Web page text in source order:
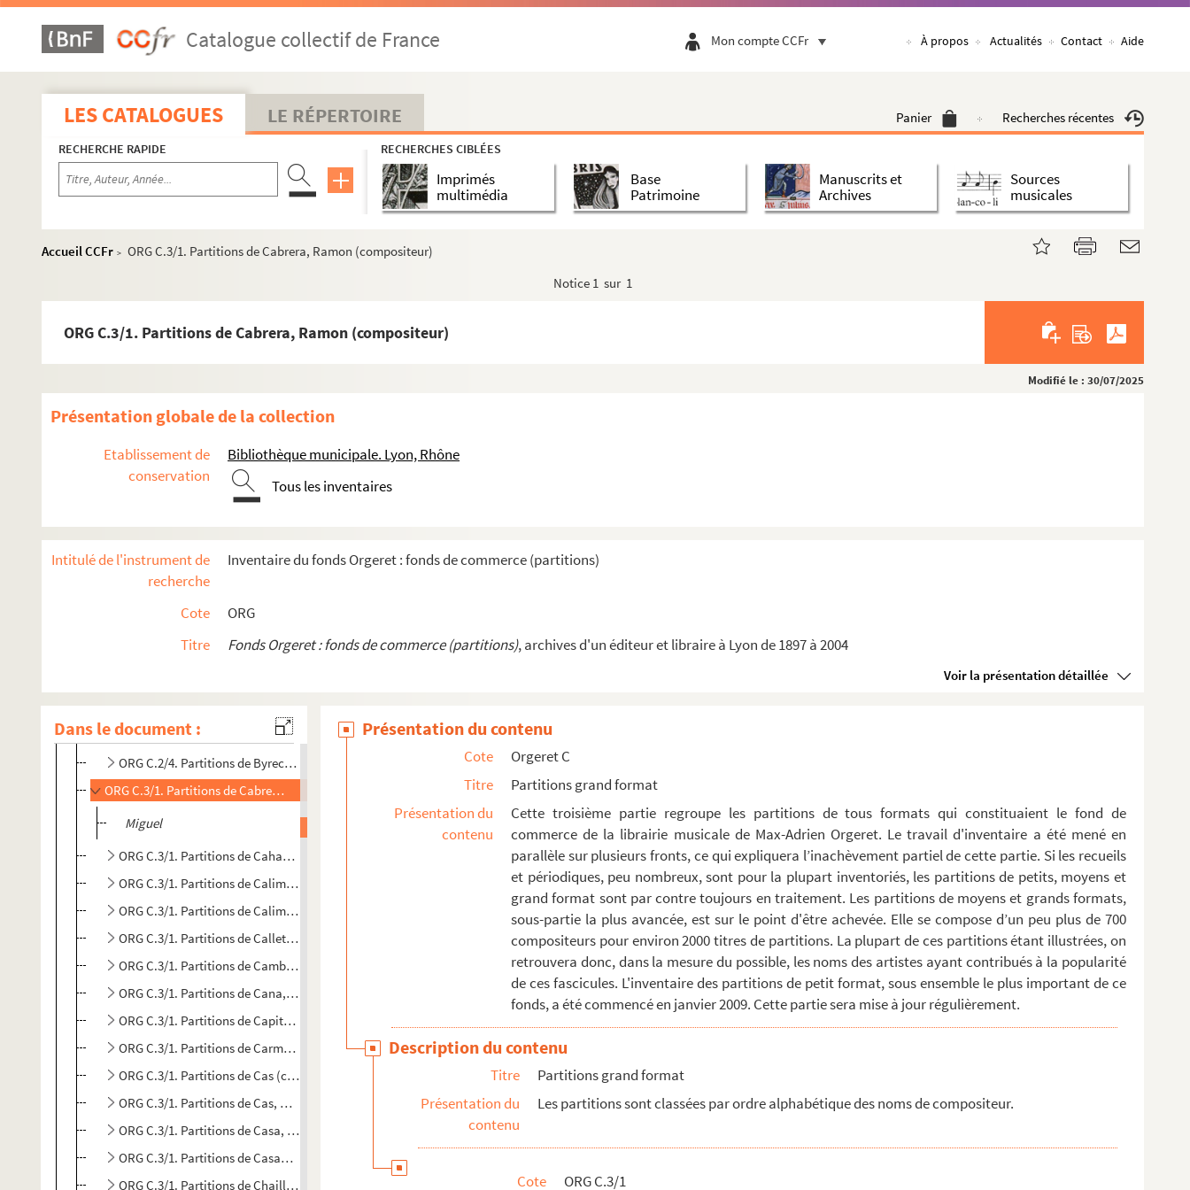
Catalogue collectif de France Mon compte CCFr À propos Actualités Contact Aide
LES CATALOGUES LE RÉPERTOIRE Panier Recherches récentes
RECHERCHE RAPIDE RECHERCHES CIBLÉES
Imprimés
multimédia
Base
Patrimoine
Manuscrits et
Archives
Sources
musicales
Accueil CCFr > ORG C.3/1. Partitions de Cabrera, Ramon (compositeur)
Notice 1 sur 1
ORG C.3/1. Partitions de Cabrera, Ramon (compositeur)
Modifié le : 30/07/2025
Présentation globale de la collection
Etablissement de
conservation
Bibliothèque municipale. Lyon, Rhône
Tous les inventaires
Intitulé de l'instrument de
recherche
Inventaire du fonds Orgeret : fonds de commerce (partitions)
Cote
ORG
Titre
Fonds Orgeret : fonds de commerce (partitions), archives d'un éditeur et libraire à Lyon de 1897 à 2004
Voir la présentation détaillée
Dans le document :
ORG C.2/3. Partitions de Blondelon, Gaston (compositeur)
ORG C.2/3. Partitions de Boëllmann, Léon (compositeur)
ORG C.2/3. Partitions de Boieldieu, François-Adrien, 1775-1834 (compositeur)
ORG C.2/3. Partitions de Boissière, F. (compositeur)
ORG C.2/3. Partitions de Bonincontro, G. (compositeur)
ORG C.2/3. Partitions de Bonneau, Paul, 1918-1995 (compositeur)
ORG C.2/3. Partitions de Bordèse, Luigi (compositeur)
ORG C.2/4. Partitions de Boulanger, Georges, 1883-1958 (compositeur)
ORG C.2/4. Partitions de Boyer, Jean, 1901-1965 (compositeur)
ORG C.2/4. Partitions de Boyrau, Eugène (compositeur)
ORG C.2/4. Partitions de Braga, Gaetano, 1829-1907 (compositeur)
ORG C.2/4. Partitions de Bridet, Louis, 18..-19.. (compositeur)
ORG C.2/4. Partitions de Brito, Julio (compositeur)
ORG C.2/4. Partitions de Buisson, Jules (compositeur)
ORG C.2/4. Partitions de Buxeuil, René de, 1881-1959 (compositeur)
ORG C.2/4. Partitions de Byrec (compositeur)
ORG C.2/4. Partitions de Byrec, Louis (pseudonyme de Louis-Antoine Dubost), 18..-1907 (compositeur)
ORG C.3/1. Partitions de Cabrera, Ramon (compositeur)
Miguel
ORG C.3/1. Partitions de Cahan, Jacques, 19..-.... (compositeur)
ORG C.3/1. Partitions de Calimez (compositeur)
ORG C.3/1. Partitions de Calimez, V. (compositeur)
ORG C.3/1. Partitions de Callet, Victor (compositeur)
ORG C.3/1. Partitions de Cambillard, E. (compositeur)
ORG C.3/1. Partitions de Cana, José, 19..-.... (compositeur)
ORG C.3/1. Partitions de Capitani, Fernand (compositeur)
ORG C.3/1. Partitions de Carman, Marius, 18..-1911 (compositeur)
ORG C.3/1. Partitions de Cas (compositeur)
ORG C.3/1. Partitions de Cas, Henry, 1860-1931 (compositeur)
ORG C.3/1. Partitions de Casa, Robert (compositeur)
ORG C.3/1. Partitions de Casadesus, Francis (compositeur)
ORG C.3/1. Partitions de Chaillier, G. (compositeur)
Présentation du contenu
Cote
Orgeret C
Titre
Partitions grand format
Présentation du
contenu
Cette troisième partie regroupe les partitions de tous formats qui constituaient le fond de
commerce de la librairie musicale de Max-Adrien Orgeret. Le travail d'inventaire a été mené en
parallèle sur plusieurs fronts, ce qui expliquera l’inachèvement partiel de cette partie. Si les recueils
et périodiques, peu nombreux, sont pour la plupart inventoriés, les partitions de petits, moyens et
grand format sont par contre toujours en traitement. Les partitions de moyens et grands formats,
sous-partie la plus avancée, est sur le point d'être achevée. Elle se compose d’un peu plus de 700
compositeurs pour environ 2000 titres de partitions. La plupart de ces partitions étant illustrées, on
retrouvera donc, dans la mesure du possible, les noms des artistes ayant contribués à la popularité
de ces fascicules. L'inventaire des partitions de petit format, sous ensemble le plus important de ce
fonds, a été commencé en janvier 2009. Cette partie sera mise à jour régulièrement.
Description du contenu
Titre
Partitions grand format
Présentation du
contenu
Les partitions sont classées par ordre alphabétique des noms de compositeur.
Cote ORG C.3/1